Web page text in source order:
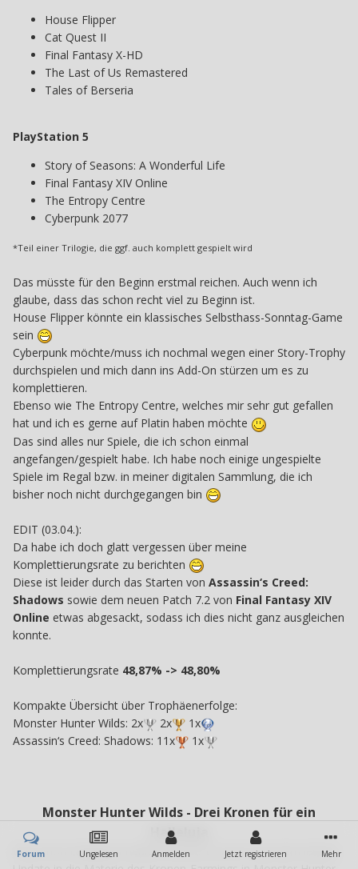
House Flipper
Cat Quest II
Final Fantasy X-HD
The Last of Us Remastered
Tales of Berseria
PlayStation 5
Story of Seasons: A Wonderful Life
Final Fantasy XIV Online
The Entropy Centre
Cyberpunk 2077
*Teil einer Trilogie, die ggf. auch komplett gespielt wird
Das müsste für den Beginn erstmal reichen. Auch wenn ich
glaube, dass das schon recht viel zu Beginn ist.
House Flipper könnte ein klassisches Selbsthass-Sonntag-Game
sein
Cyberpunk möchte/muss ich nochmal wegen einer Story-Trophy
durchspielen und mich dann ins Add-On stürzen um es zu
komplettieren.
Ebenso wie The Entropy Centre, welches mir sehr gut gefallen
hat und ich es gerne auf Platin haben möchte
Das sind alles nur Spiele, die ich schon einmal
angefangen/gespielt habe. Ich habe noch einige ungespielte
Spiele im Regal bzw. in meiner digitalen Sammlung, die ich
bisher noch nicht durchgegangen bin
EDIT (03.04.):
Da habe ich doch glatt vergessen über meine
Komplettierungsrate zu berichten
Diese ist leider durch das Starten von Assassin‘s Creed:
Shadows sowie dem neuen Patch 7.2 von Final Fantasy XIV
Online etwas abgesackt, sodass ich dies nicht ganz ausgleichen
konnte.
Komplettierungsrate 48,87% -> 48,80%
Kompakte Übersicht über Trophäenerfolge:
Monster Hunter Wilds: 2x
2x
1x
Assassin‘s Creed: Shadows: 11x
1x
Monster Hunter Wilds - Drei Kronen für ein
Halleluja
Wie schon Eingangs erwähnt stürzte ich mich nach dem letzten
Forum Ungelesen Anmelden Jetzt registrieren Mehr